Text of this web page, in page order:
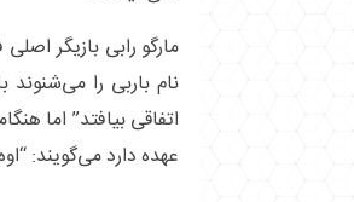
مارگو رابی بازیگر
نام باربی را
اتفاقی بیافتد” اما
عهده دارد می‌گویند: